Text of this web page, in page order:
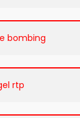
bombing
rtp